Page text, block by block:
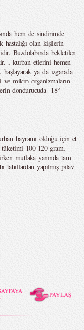
hem de sindirimde
hastalığı olan kişilerin
Buzdolabında bekletilen
, kurban etlerini hemen
ya da ızgarada
ve mikro organizmaların
dondurucuda -18°
bayramı olduğu için et
tüketimi 100-120 gram,
mutlaka yanında tam
tahıllardan yapılmış pilav